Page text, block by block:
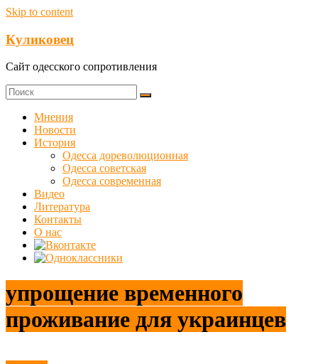
Skip to content
Куликовец
Сайт одесского сопротивления
Мнения
Новости
История
Одесса дореволюционная
Одесса советская
Одесса современная
Видео
Литература
Контакты
О нас
упрощение временного
проживание для украинцев